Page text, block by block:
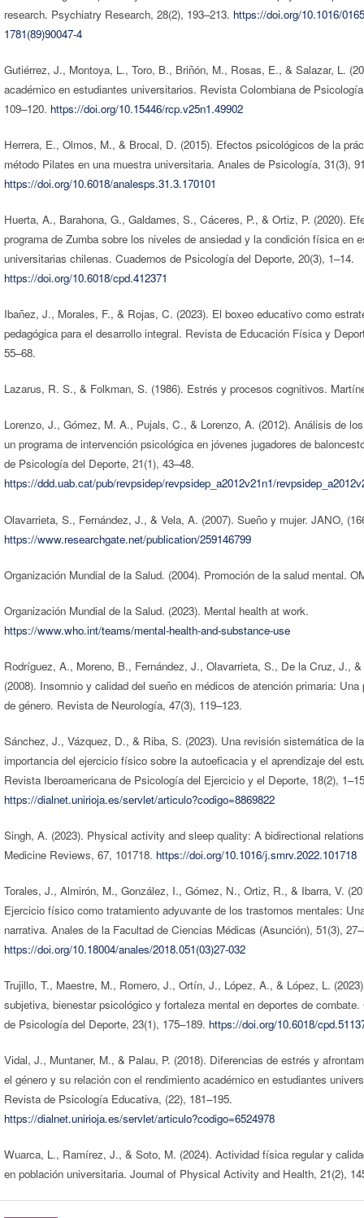
research. Psychiatry Research, 28(2), 193–213. https://doi.org/10.1016/
1781(89)90047-4
Gutiérrez, J., Montoya, L., Toro, B., Briñón, M., Rosas, E., & Salazar, L.
académico en estudiantes universitarios. Revista Colombiana de
109–120. https://doi.org/10.15446/rcp.v25n1.49902
Herrera, E., Olmos, M., & Brocal, D. (2015). Efectos psicológicos de la
método Pilates en una muestra universitaria. Anales de Psicología, 31(3),
https://doi.org/10.6018/analesps.31.3.170101
Huerta, A., Barahona, G., Galdames, S., Cáceres, P., & Ortiz, P. (2020).
programa de Zumba sobre los niveles de ansiedad y la condición física en
universitarias chilenas. Cuadernos de Psicología del Deporte, 20(3), 1–14.
https://doi.org/10.6018/cpd.412371
Ibañez, J., Morales, F., & Rojas, C. (2023). El boxeo educativo como
pedagógica para el desarrollo integral. Revista de Educación Física y
55–68.
Lazarus, R. S., & Folkman, S. (1986). Estrés y procesos cognitivos.
Lorenzo, J., Gómez, M. A., Pujals, C., & Lorenzo, A. (2012). Análisis de
un programa de intervención psicológica en jóvenes jugadores de
de Psicología del Deporte, 21(1), 43–48.
https://ddd.uab.cat/pub/revpsidep/revpsidep_a2012v21n1/
Olavarrieta, S., Fernández, J., & Vela, A. (2007). Sueño y mujer. JANO,
https://www.researchgate.net/publication/259146799
Organización Mundial de la Salud. (2004). Promoción de la salud mental.
Organización Mundial de la Salud. (2023). Mental health at work.
https://www.who.int/teams/mental-health-and-substance-use
Rodríguez, A., Moreno, B., Fernández, J., Olavarrieta, S., De la Cruz, J.,
(2008). Insomnio y calidad del sueño en médicos de atención primaria: Una
de género. Revista de Neurología, 47(3), 119–123.
Sánchez, J., Vázquez, D., & Riba, S. (2023). Una revisión sistemática de la
importancia del ejercicio físico sobre la autoeficacia y el aprendizaje del
Revista Iberoamericana de Psicología del Ejercicio y el Deporte, 18(2),
https://dialnet.unirioja.es/servlet/articulo?codigo=8869822
Singh, A. (2023). Physical activity and sleep quality: A bidirectional
Medicine Reviews, 67, 101718. https://doi.org/10.1016/j.smrv.2022.101718
Torales, J., Almirón, M., González, I., Gómez, N., Ortiz, R., & Ibarra, V.
Ejercicio físico como tratamiento adyuvante de los trastornos mentales:
narrativa. Anales de la Facultad de Ciencias Médicas (Asunción), 51(3),
https://doi.org/10.18004/anales/2018.051(03)27-032
Trujillo, T., Maestre, M., Romero, J., Ortín, J., López, A., & López, L.
subjetiva, bienestar psicológico y fortaleza mental en deportes de combate.
de Psicología del Deporte, 23(1), 175–189. https://doi.org/10.6018/
Vidal, J., Muntaner, M., & Palau, P. (2018). Diferencias de estrés y
el género y su relación con el rendimiento académico en estudiantes
Revista de Psicología Educativa, (22), 181–195.
https://dialnet.unirioja.es/servlet/articulo?codigo=6524978
Wuarca, L., Ramírez, J., & Soto, M. (2024). Actividad física regular y
en población universitaria. Journal of Physical Activity and Health, 21(2),